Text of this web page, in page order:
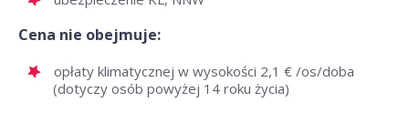
Cena nie obejmuje:
opłaty klimatycznej w wysokości 2,1 € /os/doba
(dotyczy osób powyżej 14 roku życia)